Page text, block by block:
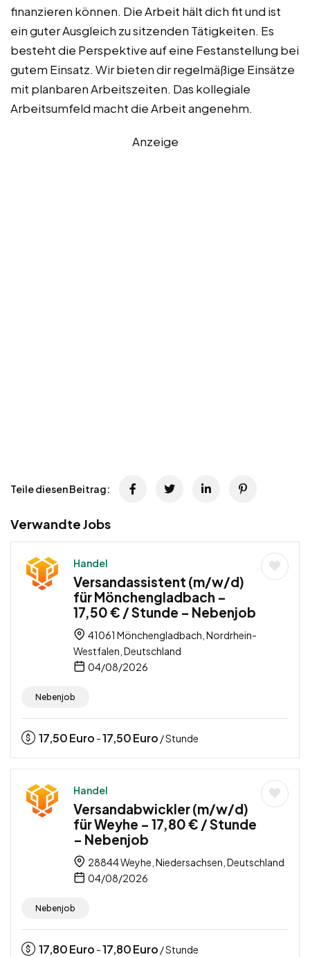
finanzieren können. Die Arbeit hält dich fit und ist
ein guter Ausgleich zu sitzenden Tätigkeiten. Es
besteht die Perspektive auf eine Festanstellung bei
gutem Einsatz. Wir bieten dir regelmäßige Einsätze
mit planbaren Arbeitszeiten. Das kollegiale
Arbeitsumfeld macht die Arbeit angenehm.
Anzeige
Teile diesen Beitrag:
Verwandte Jobs
Handel
Versandassistent (m/w/d)
für Mönchengladbach –
17,50 € / Stunde – Nebenjob
41061 Mönchengladbach, Nordrhein-
Westfalen, Deutschland
04/08/2026
Nebenjob
17,50Euro -17,50Euro / Stunde
Handel
Versandabwickler (m/w/d)
für Weyhe – 17,80 € / Stunde
– Nebenjob
28844 Weyhe, Niedersachsen, Deutschland
04/08/2026
Nebenjob
17,80Euro -17,80Euro / Stunde